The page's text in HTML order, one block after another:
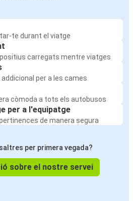
te durant el viatge
carregats mentre viatges
per a les cames
còmoda a tots els autobusos
per a l'equipatge
de manera segura
per primera vegada?
sobre el nostre servei